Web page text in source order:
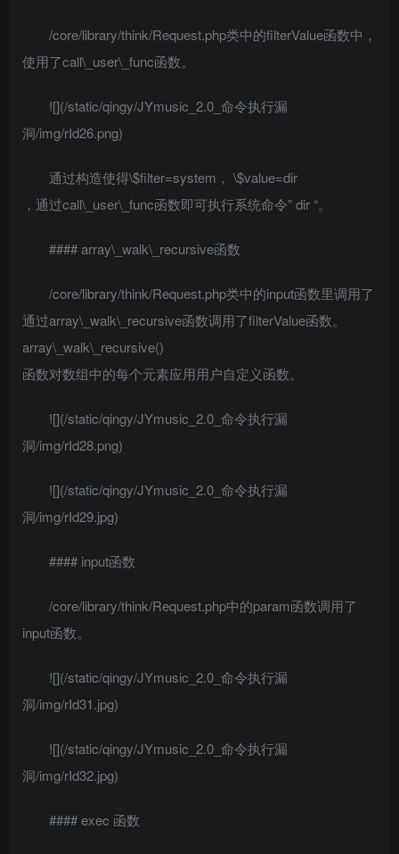
/core/library/think/Request.php类中的filterValue函数中，
使用了call\_user\_func函数。
![](/static/qingy/JYmusic_2.0_命令执行漏
洞/img/rId26.png)
通过构造使得\$filter=system， \$value=dir
，通过call\_user\_func函数即可执行系统命令” dir “。
#### array\_walk\_recursive函数
/core/library/think/Request.php类中的input函数里调用了
通过array\_walk\_recursive函数调用了filterValue函数。
array\_walk\_recursive()
函数对数组中的每个元素应用用户自定义函数。
![](/static/qingy/JYmusic_2.0_命令执行漏
洞/img/rId28.png)
![](/static/qingy/JYmusic_2.0_命令执行漏
洞/img/rId29.jpg)
#### input函数
/core/library/think/Request.php中的param函数调用了
input函数。
![](/static/qingy/JYmusic_2.0_命令执行漏
洞/img/rId31.jpg)
![](/static/qingy/JYmusic_2.0_命令执行漏
洞/img/rId32.jpg)
#### exec 函数